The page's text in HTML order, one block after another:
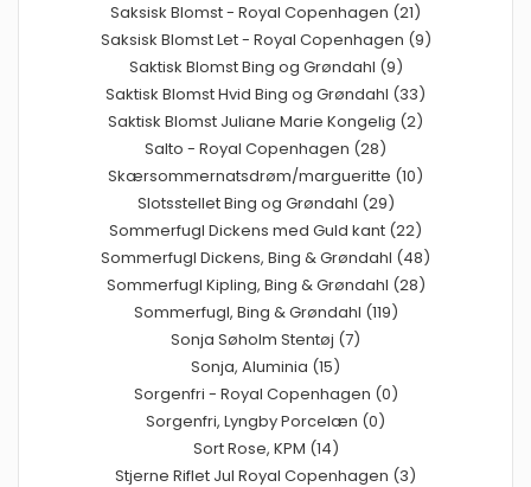
Saksisk Blomst - Royal Copenhagen (21)
Saksisk Blomst Let - Royal Copenhagen (9)
Saktisk Blomst Bing og Grøndahl (9)
Saktisk Blomst Hvid Bing og Grøndahl (33)
Saktisk Blomst Juliane Marie Kongelig (2)
Salto - Royal Copenhagen (28)
Skærsommernatsdrøm/margueritte (10)
Slotsstellet Bing og Grøndahl (29)
Sommerfugl Dickens med Guld kant (22)
Sommerfugl Dickens, Bing & Grøndahl (48)
Sommerfugl Kipling, Bing & Grøndahl (28)
Sommerfugl, Bing & Grøndahl (119)
Sonja Søholm Stentøj (7)
Sonja, Aluminia (15)
Sorgenfri - Royal Copenhagen (0)
Sorgenfri, Lyngby Porcelæn (0)
Sort Rose, KPM (14)
Stjerne Riflet Jul Royal Copenhagen (3)